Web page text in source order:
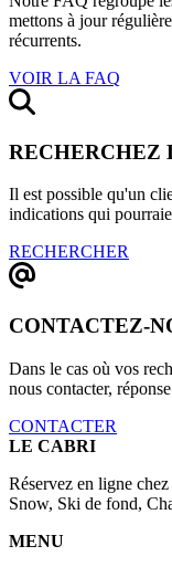
mettons à jour
récurrents.
VOIR LA FAQ
RECHERCHEZ
Il est possible qu'un
indications qui
RECHERCHER
CONTACTEZ-
Dans le cas où vos
nous contacter,
CONTACTER
LE CABRI
Réservez en ligne
Snow, Ski de fond,
MENU